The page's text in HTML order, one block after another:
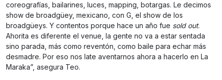
coreografías, bailarines, luces, mapping, botargas. Le decimos
show de broadgüey, mexicano, con G, el show de los
broadgüeys. Y contentos porque hace un año fue sold out.
Ahorita es diferente el venue, la gente no va a estar sentada
sino parada, más como reventón, como baile para echar más
desmadre. Por eso nos late aventarnos ahora a hacerlo en La
Maraka”, asegura Teo.